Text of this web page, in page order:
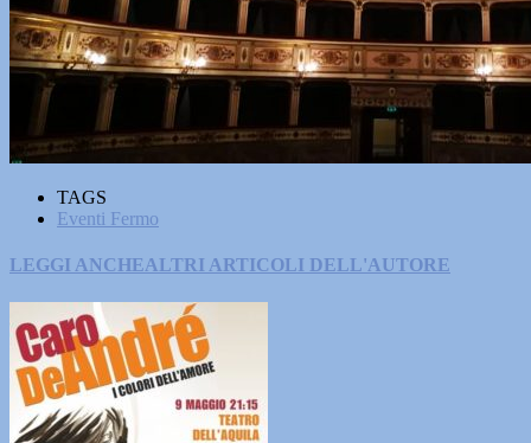
TAGS
Eventi Fermo
LEGGI ANCHEALTRI ARTICOLI DELL'AUTORE